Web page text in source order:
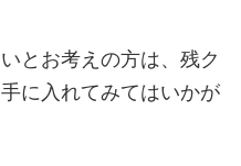
とお考えの方は、残ク
に入れてみてはいかが